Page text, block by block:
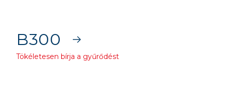
B300
Tökéletesen bírja a gyűrődést